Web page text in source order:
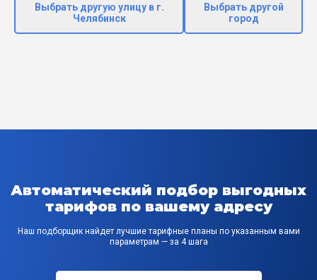
Выбрать другую улицу в г.
Челябинск
Выбрать другой
город
Автоматический подбор выгодных
тарифов по вашему адресу
Наш подборщик найдет лучшие тарифные планы по указанным вами
параметрам — за 4 шага